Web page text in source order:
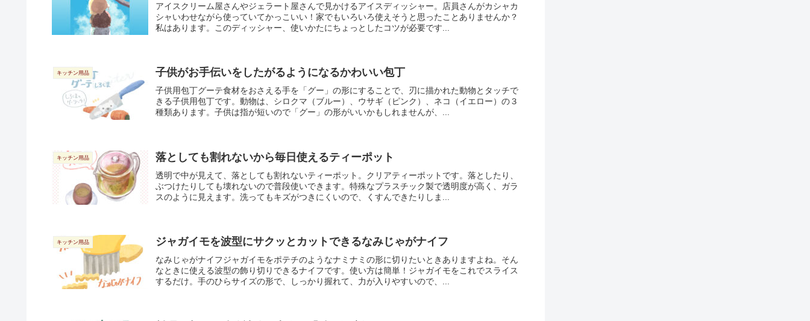
アイスクリーム屋さんやジェラート屋さんで見かけるアイスディッシャー。店員さんがカシャカ
シャいわせながら使っていてかっこいい！家でもいろいろ使えそうと思ったことありませんか？
私はあります。このディッシャー、使いかたにちょっとしたコツが必要です...
キッチン用品 子供がお手伝いをしたがるようになるかわいい包丁
子供用包丁グーテ食材をおさえる手を「グー」の形にすることで、刃に描かれた動物とタッチで
きる子供用包丁です。動物は、シロクマ（ブルー）、ウサギ（ピンク）、ネコ（イエロー）の３
種類あります。子供は指が短いので「グー」の形がいいかもしれませんが、...
キッチン用品 落としても割れないから毎日使えるティーポット
透明で中が見えて、落としても割れないティーポット。クリアティーポットです。落としたり、
ぶつけたりしても壊れないので普段使いできます。特殊なプラスチック製で透明度が高く、ガラ
スのように見えます。洗ってもキズがつきにくいので、くすんできたりしま...
キッチン用品 ジャガイモを波型にサクッとカットできるなみじゃがナイフ
なみじゃがナイフジャガイモをポテチのようなナミナミの形に切りたいときありますよね。そん
なときに使える波型の飾り切りできるナイフです。使い方は簡単！ジャガイモをこれでスライス
するだけ。手のひらサイズの形で、しっかり握れて、力が入りやすいので、...